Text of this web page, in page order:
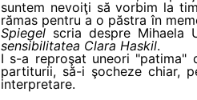
suntem nevoiţi să vorbim la
rămas pentru a o păstra în
Spiegel scria despre Mihaela
sensibilitatea Clara Haskil.
I s-a reproşat uneori "patima"
partiturii, să-i şocheze chiar,
interpretare.